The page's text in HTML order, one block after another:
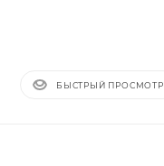
БЫСТРЫЙ ПРОСМОТР